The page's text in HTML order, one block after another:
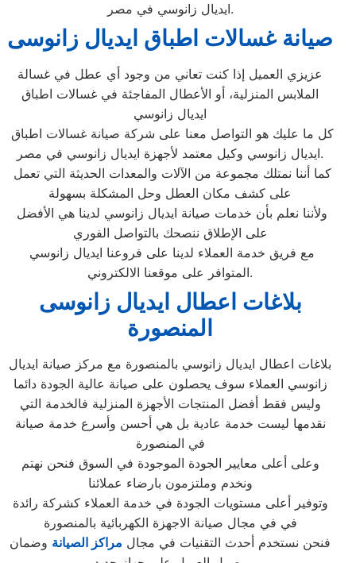
ايديال زانوسي في مصر.
صيانة غسالات اطباق ايديال زانوسى
عزيزي العميل إذا كنت تعاني من وجود أي عطل في غسالة
الملابس المنزلية، أو الأعطال المفاجئة في غسالات اطباق
ايديال زانوسي
ايديال زانوسي وكيل معتمد لأجهزة ايديال زانوسي في مصر.
على كشف مكان العطل وحل المشكلة بسهولة
على الإطلاق ننصحك بالتواصل الفوري
المتوافر على موقعنا الالكتروني.
بلاغات اعطال ايديال زانوسى
المنصورة
بلاغات اعطال ايديال زانوسي بالمنصورة مع مركز صيانة ايديال
زانوسي العملاء سوف يحصلون على صيانة عالية الجودة دائما
وليس فقط أفضل المنتجات الأجهزة المنزلية فالخدمة التي
نقدمها ليست خدمة عادية بل هي أحسن وأسرع خدمة صيانة
في المنصورة
وعلى أعلى معايير الجودة الموجودة في السوق فنحن نهتم
ونخدم وملتزمون بارضاء عملائنا
وتوفير أعلى مستويات الجودة في خدمة العملاء كشركة رائدة
في في مجال صيانة الاجهزة الكهربائية بالمنصورة
فنحن نستخدم أحدث التقنيات في مجال مراكز الصيانة وضمان